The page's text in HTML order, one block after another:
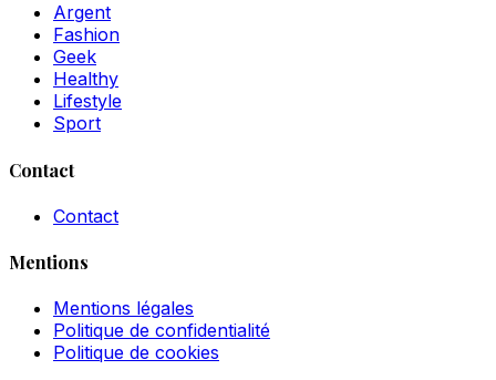
Argent
Fashion
Geek
Healthy
Lifestyle
Sport
Contact
Contact
Mentions
Mentions légales
Politique de confidentialité
Politique de cookies